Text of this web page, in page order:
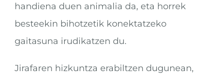
handiena duen animalia da, eta horrek
besteekin bihotzetik konektatzeko
gaitasuna irudikatzen du.
Jirafaren hizkuntza erabiltzen dugunean,